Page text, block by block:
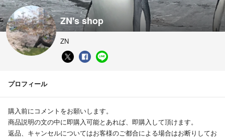
ZN's shop
ZN
プロフィール
購入前にコメントをお願いします。
商品説明の文の中に即購入可能とあれば、即購入して頂けます。
返品、キャンセルについてはお客様のご都合による場合はお断りしてお